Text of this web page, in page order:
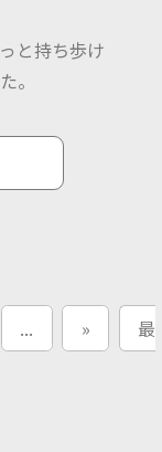
と持ち歩け
。
... »
最